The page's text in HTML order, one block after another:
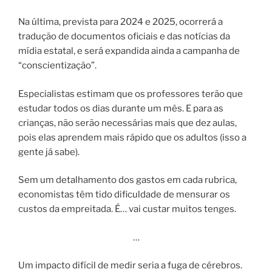
Na última, prevista para 2024 e 2025, ocorrerá a
tradução de documentos oficiais e das notícias da
mídia estatal, e será expandida ainda a campanha de
“conscientização”.
Especialistas estimam que os professores terão que
estudar todos os dias durante um mês. E para as
crianças, não serão necessárias mais que dez aulas,
pois elas aprendem mais rápido que os adultos (isso a
gente já sabe).
Sem um detalhamento dos gastos em cada rubrica,
economistas têm tido dificuldade de mensurar os
custos da empreitada. É… vai custar muitos tenges.
…
Um impacto difícil de medir seria a fuga de cérebros.